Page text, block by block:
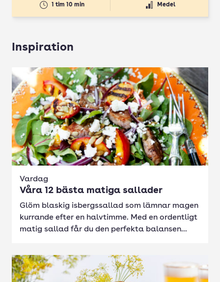
1 tim 10 min Medel
Inspiration
Vardag
Våra 12 bästa matiga sallader
Glöm blaskig isbergssallad som lämnar magen
kurrande efter en halvtimme. Med en ordentligt
matig sallad får du den perfekta balansen...